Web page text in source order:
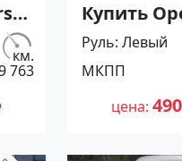
км.
763
Купить
'2002 МКПП
(1200/75
Бензин
Армавир
Черный
Руль Левый
МКПП
цена